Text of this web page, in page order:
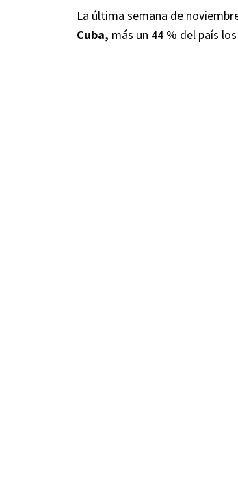
La última semana de
Cuba, más un 44 % del país